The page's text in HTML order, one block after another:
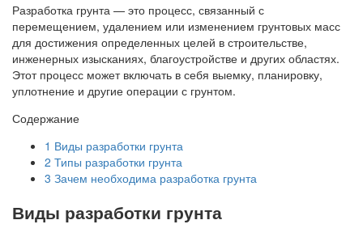
Разработка грунта — это процесс, связанный с
перемещением, удалением или изменением грунтовых масс
для достижения определенных целей в строительстве,
инженерных изысканиях, благоустройстве и других областях.
Этот процесс может включать в себя выемку, планировку,
уплотнение и другие операции с грунтом.
Содержание
1 Виды разработки грунта
2 Типы разработки грунта
3 Зачем необходима разработка грунта
Виды разработки грунта